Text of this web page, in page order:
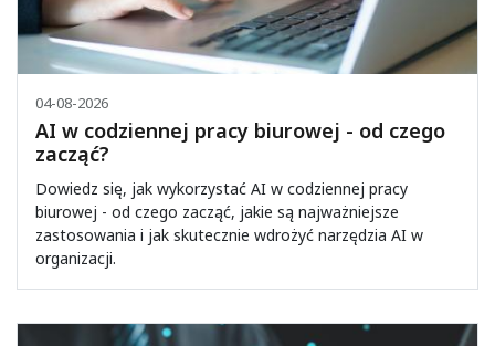
04-08-2026
AI w codziennej pracy biurowej - od czego
zacząć?
Dowiedz się, jak wykorzystać AI w codziennej pracy
biurowej - od czego zacząć, jakie są najważniejsze
zastosowania i jak skutecznie wdrożyć narzędzia AI w
organizacji.